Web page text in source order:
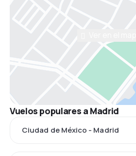
Vuelos populares a Madrid
Ciudad de México - Madrid